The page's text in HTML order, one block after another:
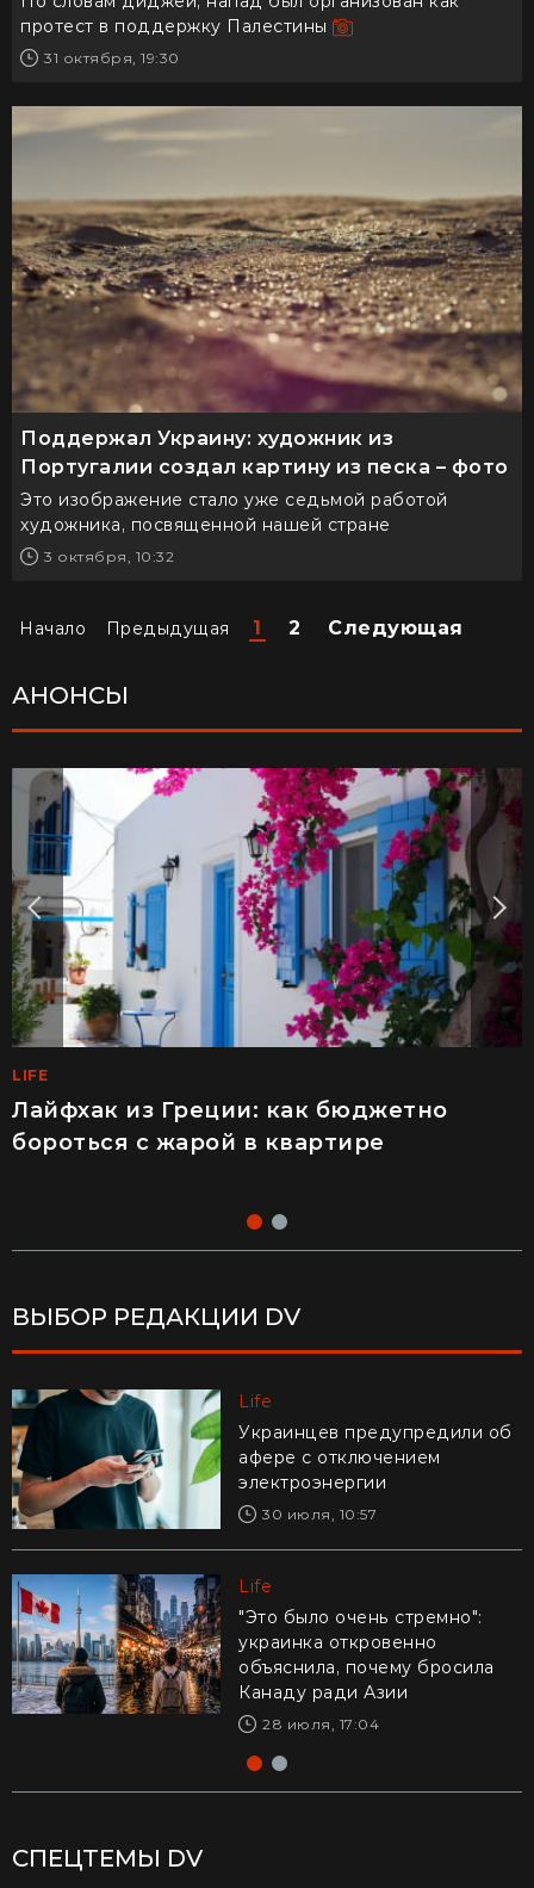
протест в поддержку Палестины
31 октября, 19:30
Поддержал Украину: художник из
Португалии создал картину из песка – фото
Это изображение стало уже седьмой работой
художника, посвященной нашей стране
3 октября, 10:32
Начало Предыдущая 1 2 Следующая
АНОНСЫ
LIFE
Лайфхак из Греции: как бюджетно
бороться с жарой в квартире
LIFE
"Это п****ц": француз впервые приехал в
Украину и попробовал конфеты Roshen
ВЫБОР РЕДАКЦИИ DV
Life
Украинцев предупредили об
афере с отключением
электроэнергии
30 июля, 10:57
Life
"Это было очень стремно":
украинка откровенно
объяснила, почему бросила
Канаду ради Азии
28 июля, 17:04
Life
Едва удержали в руках: в
Днепре рыболовы выловили
из реки гигантского карпа
(видео)
Драматическое видео из
Калифорнии: 16-летний
рискнул жизнью ради
ребенка – реакция Трампа
СПЕЦТЕМЫ DV